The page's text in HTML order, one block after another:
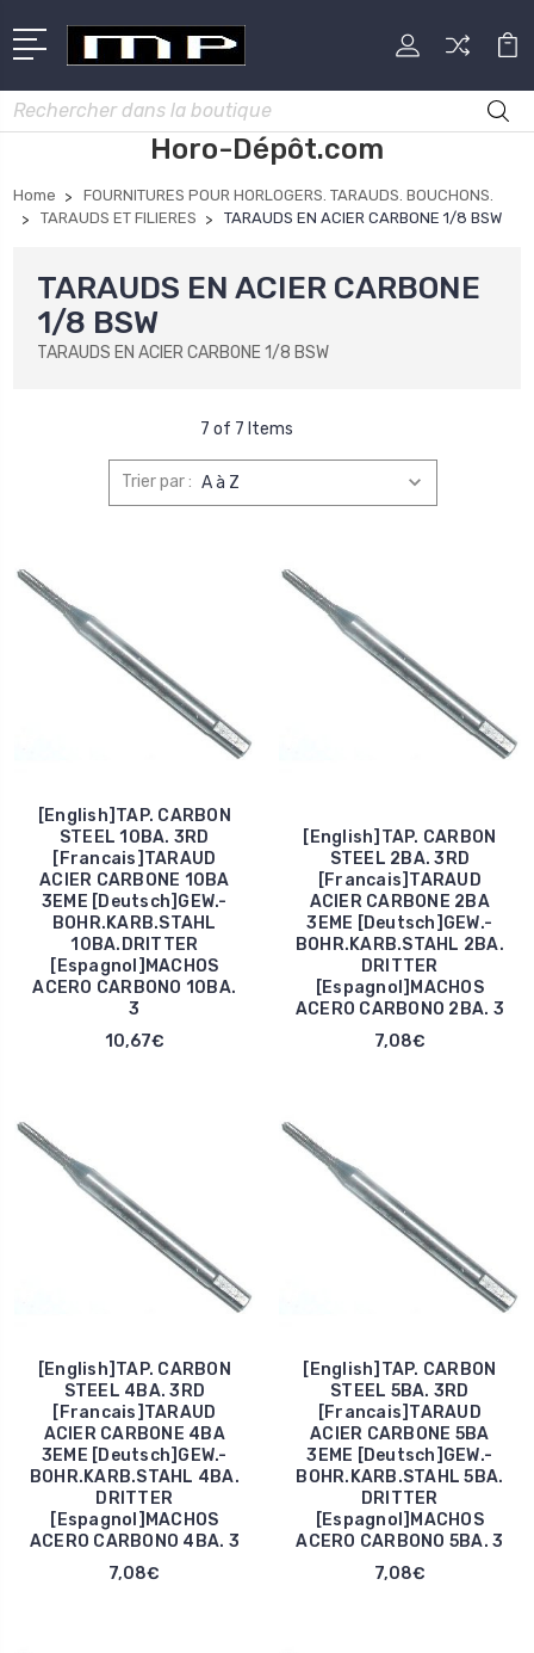
Rechercher
Horo-Dépôt.com
Home
FOURNITURES POUR HORLOGERS. TARAUDS. BOUCHONS.
TARAUDS ET FILIERES
TARAUDS EN ACIER CARBONE 1/8 BSW
TARAUDS EN ACIER CARBONE
1/8 BSW
TARAUDS EN ACIER CARBONE 1/8 BSW
7 of 7 Items
Trier par :
[English]TAP. CARBON
STEEL 10BA. 3RD
[Francais]TARAUD
ACIER CARBONE 10BA
3EME [Deutsch]GEW.-
BOHR.KARB.STAHL
10BA.DRITTER
[Espagnol]MACHOS
ACERO CARBONO 10BA.
3
10,67€
[English]TAP. CARBON
STEEL 2BA. 3RD
[Francais]TARAUD
ACIER CARBONE 2BA
3EME [Deutsch]GEW.-
BOHR.KARB.STAHL 2BA.
DRITTER
[Espagnol]MACHOS
ACERO CARBONO 2BA. 3
7,08€
[English]TAP. CARBON
STEEL 4BA. 3RD
[Francais]TARAUD
ACIER CARBONE 4BA
3EME [Deutsch]GEW.-
BOHR.KARB.STAHL 4BA.
DRITTER
[Espagnol]MACHOS
ACERO CARBONO 4BA. 3
7,08€
[English]TAP. CARBON
STEEL 5BA. 3RD
[Francais]TARAUD
ACIER CARBONE 5BA
3EME [Deutsch]GEW.-
BOHR.KARB.STAHL 5BA.
DRITTER
[Espagnol]MACHOS
ACERO CARBONO 5BA. 3
7,08€